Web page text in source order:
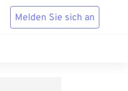
Melden Sie sich an